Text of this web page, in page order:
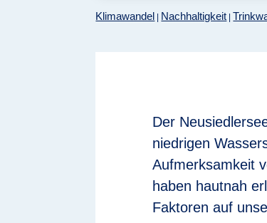
Klimawandel | Nachhaltigkeit |
Der
niedrigen
Aufmerksamkeit
haben hautnah
Faktoren auf